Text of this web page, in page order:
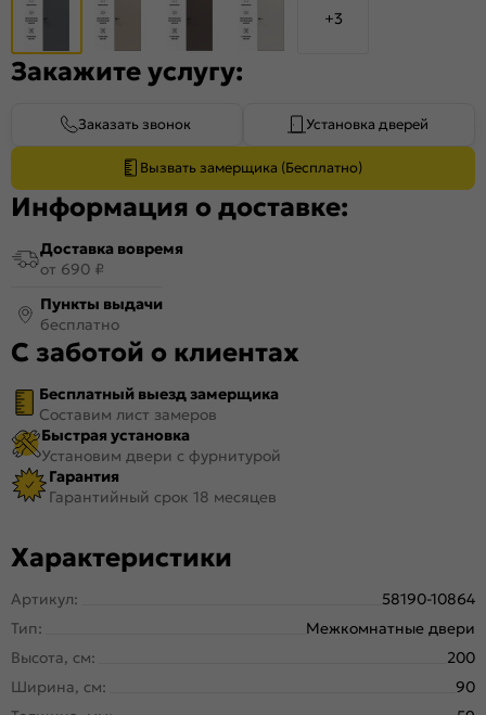
+3
Закажите услугу:
Заказать звонок Установка дверей
Вызвать замерщика (Бесплатно)
Информация о доставке:
Доставка вовремя
от 690 ₽
Пункты выдачи
бесплатно
С заботой о клиентах
Бесплатный выезд замерщика
Составим лист замеров
Быстрая установка
Установим двери с фурнитурой
Гарантия
Гарантийный срок 18 месяцев
Характеристики
Артикул:
58190-10864
Тип:
Межкомнатные двери
Высота, см:
200
Ширина, см:
90